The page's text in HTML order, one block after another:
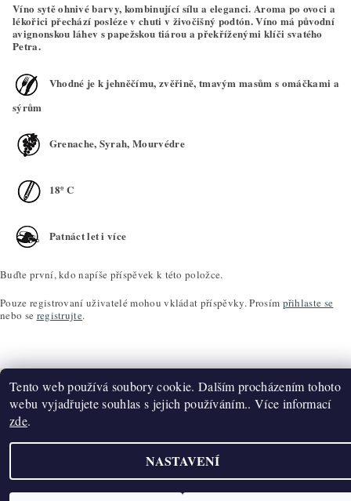
Víno sytě ohnivé barvy, kombinující sílu a eleganci. Aroma po ovoci a
lékořici přechází posléze v chuti v živočišný podtón. Víno má původní
avignonskou láhev s papežskou tiárou a překříženými klíči svatého
Petra.
Vhodné je k jehněčímu, zvěřině, tmavým masům s omáčkami a
sýrům
Grenache, Syrah, Mourvédre
18º C
Patnáct let i více
Buďte první, kdo napíše příspěvek k této položce.
Pouze registrovaní uživatelé mohou vkládat příspěvky. Prosím přihlaste se
nebo se registrujte.
Vytvořil Shoptet
Tento web používá soubory cookie. Dalším procházením tohoto
webu vyjadřujete souhlas s jejich používáním.. Více informací
zde.
NASTAVENÍ